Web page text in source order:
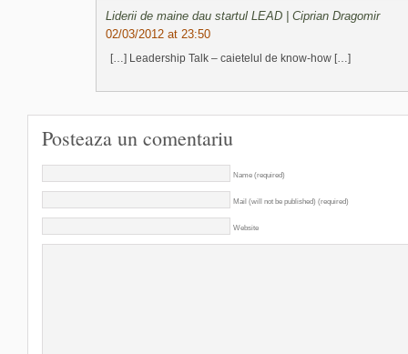
Liderii de maine dau startul LEAD | Ciprian Dragomir
02/03/2012 at 23:50
[…] Leadership Talk – caietelul de know-how […]
Posteaza un comentariu
Name (required)
Mail (will not be published) (required)
Website